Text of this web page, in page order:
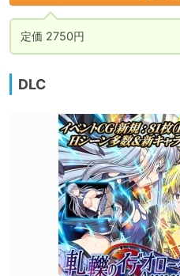
定価 2750円
DLC